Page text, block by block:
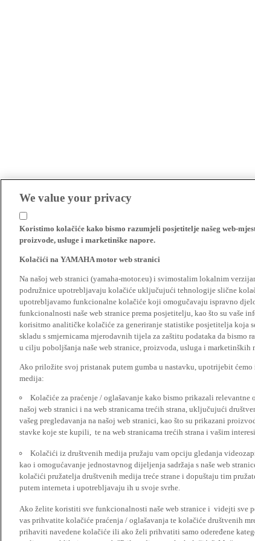
We value your privacy
Koristimo kolačiće kako bismo razumjeli posjetitelje našeg web-
proizvode, usluge i marketinške napore.
Kolačići na YAMAHA motor web stranici
Na našoj web stranici (yamaha-motor.eu) i svimostalim lokalnim
podružnice upotrebljavaju kolačiće uključujući tehnologije slične
upotrebljavamo funkcionalne kolačiće koji omogučavaju ispravno
funkcionalnosti naše web stranice prema posjetitelju, kao što su vaše
korisitmo analitičke kolačiće za generiranje statistike posjetitelja koja
skladu s smjernicama mjerodavnih tijela za zaštitu podataka da
u cilju poboljšanja naše web stranice, proizvoda, usluga i marketinških
Ako priložite svoj pristanak putem gumba u nastavku, upotrijebit
medija:
Kolačiće za praćenje / oglašavanje kako bismo prikazali
našoj web stranici i na web stranicama trećih strana, uključujući
vašeg pregledavanja na našoj web stranici, kao što su prikazani
stavke koje ste kupili, te na web stranicama trećih strana i vašim
Kolačići iz društvenih medija pružaju vam opciju gledanja
kao i omogućavanje jednostavnog dijeljenja sadržaja s naše web
kolačići pružatelja društvenih medija treće strane i dopuštaju tim
putem interneta i upotrebljavaju ih u svoje svrhe.
Ako želite koristiti sve funkcionalnosti naše web stranice i videjti sve
vas prihvatite kolačiće praćenja / oglašavanja te kolačiće društvenih
prihaviti navedene kolačiće ili ako želi prihvatiti samo odeređene